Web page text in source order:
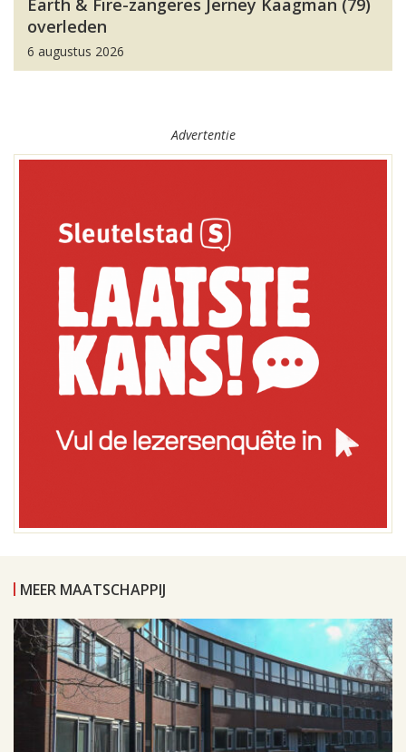
Earth & Fire-zangeres Jerney Kaagman (79)
overleden
6 augustus 2026
Advertentie
MEER MAATSCHAPPIJ